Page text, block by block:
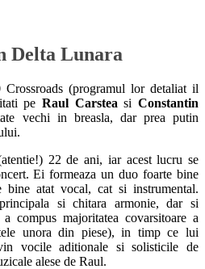
Delta Lunara
(programul lor detaliat il
pe Raul Carstea siConstantin
vechi in breasla, dar prea putin
22 de ani, iar acest lucru se
Ei formeaza un duo foarte bine
bine atat vocal, cat si instrumental.
si chitara armonie, dar si
compus majoritatea covarsitoare a
unora din piese), in timp ce lui
vocile aditionale si solisticile de
alese de Raul.